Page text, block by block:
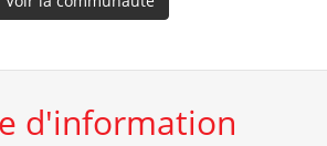
d'information